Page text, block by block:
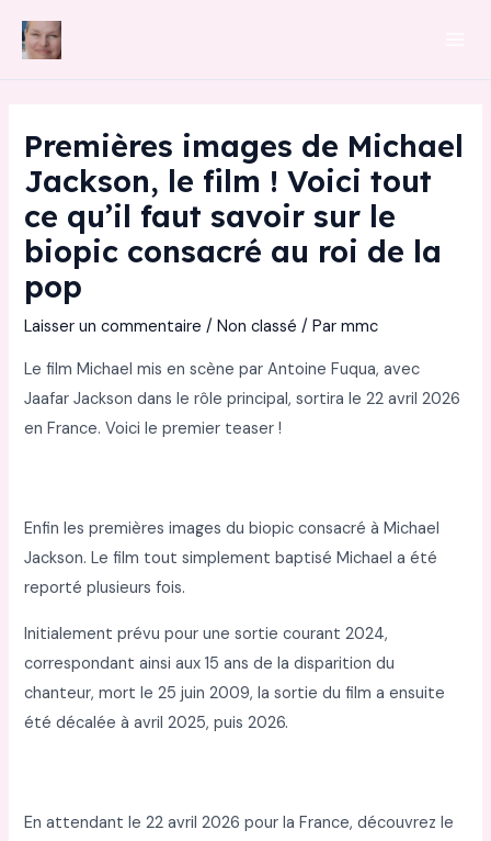
Premières images de Michael
Jackson, le film ! Voici tout
ce qu’il faut savoir sur le
biopic consacré au roi de la
pop
Laisser un commentaire /Non classé / Parmmc
Le film Michael mis en scène par Antoine Fuqua, avec
Jaafar Jackson dans le rôle principal, sortira le 22 avril 2026
en France. Voici le premier teaser !
Enfin les premières images du biopic consacré à Michael
Jackson. Le film tout simplement baptisé Michael a été
reporté plusieurs fois.
Initialement prévu pour une sortie courant 2024,
correspondant ainsi aux 15 ans de la disparition du
chanteur, mort le 25 juin 2009, la sortie du film a ensuite
été décalée à avril 2025, puis 2026.
En attendant le 22 avril 2026 pour la France, découvrez le